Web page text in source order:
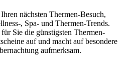
nächsten Thermen-Besuch,
, Spa- und Thermen-Trends.
Sie die günstigsten Thermen-
auf und macht auf besondere
aufmerksam.